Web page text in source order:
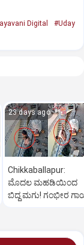
Digital
#Uday
23 days ago
Chikkaballapur:
ಮೊದಲ ಮಹಡಿಯಿಂದ
ಬಿದ್ದ ಮಗು! ಗಂಭೀರ